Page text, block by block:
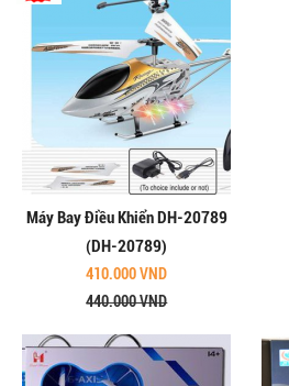
Máy Bay Điều Khiển DH-20789
(DH-20789)
410.000 VND
440.000 VND